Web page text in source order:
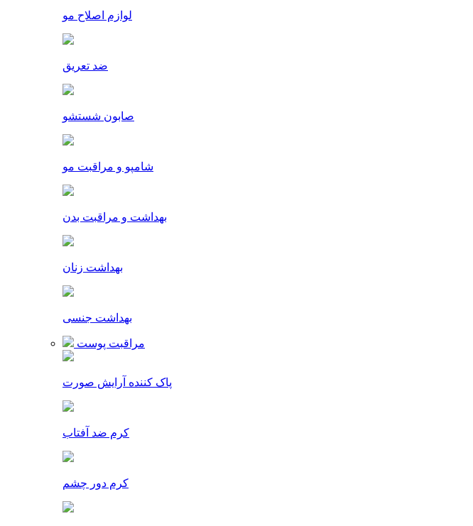
لوازم اصلاح مو
ضد تعریق
صابون شستشو
شامپو و مراقبت مو
بهداشت و مراقبت بدن
بهداشت زنان
بهداشت جنسی
مراقبت پوست
پاک کننده آرایش صورت
کرم ضد آفتاب
کرم دور چشم